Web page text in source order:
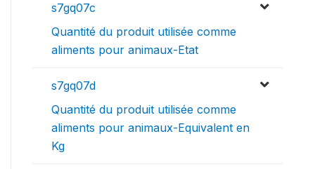
s7gq07c
Quantité du produit utilisée comme
aliments pour animaux-Etat
s7gq07d
Quantité du produit utilisée comme
aliments pour animaux-Equivalent en
Kg